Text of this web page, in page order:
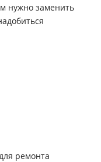
нужно заменить
ремонта